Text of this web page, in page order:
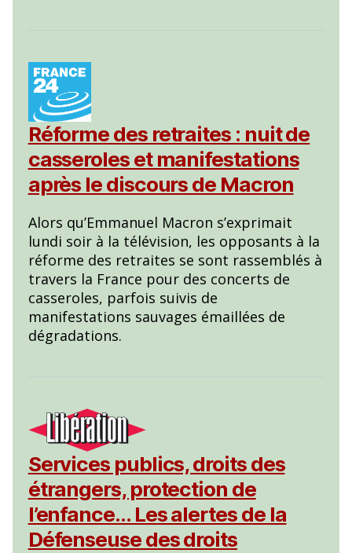
Réforme des retraites : nuit de
casseroles et manifestations
après le discours de Macron
Alors qu’Emmanuel Macron s’exprimait
lundi soir à la télévision, les opposants à la
réforme des retraites se sont rassemblés à
travers la France pour des concerts de
casseroles, parfois suivis de
manifestations sauvages émaillées de
dégradations.
Services publics, droits des
étrangers, protection de
l’enfance… Les alertes de la
Défenseuse des droits